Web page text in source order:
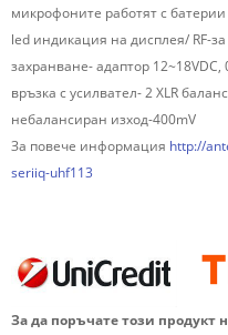
микрофоните работят с батерии
led индикация на дисплея/ RF-
захранване- адаптор 12~18VDC,
връзка с усилвател- 2 XLR
небалансиран изход-400mV
За повече информация http://
seriiq-uhf113
За да поръчате този продукт